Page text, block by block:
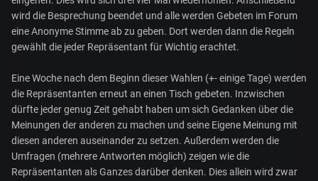
wird die Besprechung beendet und alle werden Gebeten im Forum
eine Anonyme Stimme ab zu geben. Dort werden dann die Regeln
gewählt die jeder Repräsentant für Wichtig erachtet.
Eine Woche nach dem Beginn dieser Wahlen (+- einige Tage) werden
die Repräsentanten erneut an einen Tisch gebeten. Inzwischen
dürfte jeder genug Zeit gehabt haben um sich Gedanken über die
Meinungen der anderen zu machen und seine Eigene Meinung mit
diesen anderen auseinander zu setzen. Außerdem werden die
Umfragen (mehrere Antworten möglich) zeigen wie die
Repräsentanten als Ganzes darüber denken. Dies allein wird zwar